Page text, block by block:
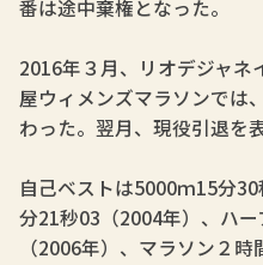
番は途中棄権となった。
2016年３月、リオデジャネ
屋ウィメンズマラソンでは
わった。翌月、現役引退を
自己ベストは5000ｍ15分
分21秒03（2004年）、ハ
（2006年）、マラソン２時